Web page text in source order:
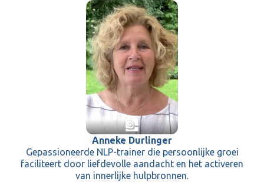
Anneke Durlinger
Gepassioneerde NLP-trainer die persoonlijke groei
faciliteert door liefdevolle aandacht en het activeren
van innerlijke hulpbronnen.